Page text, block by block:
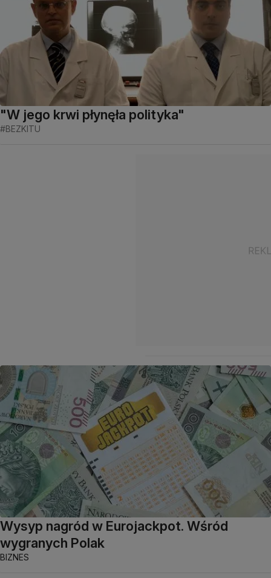
"W jego krwi płynęła polityka"
#BEZKITU
Wysyp nagród w Eurojackpot. Wśród
wygranych Polak
BIZNES